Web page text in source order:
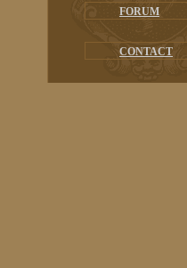
FORUM
CONTACT